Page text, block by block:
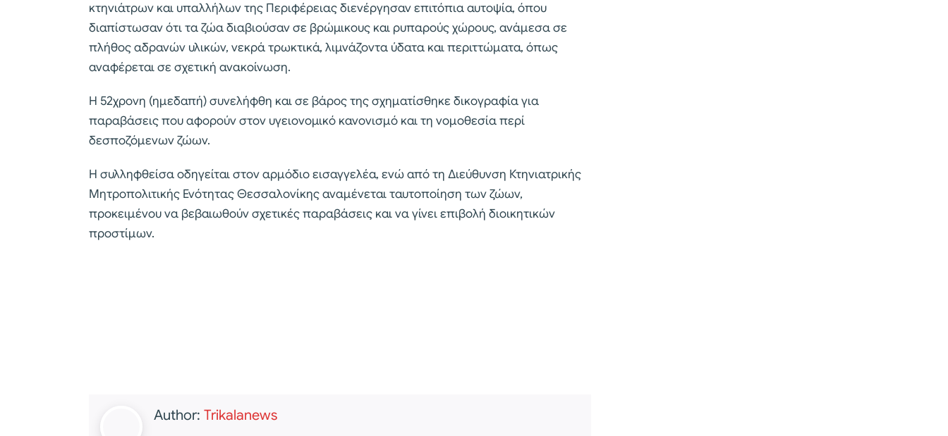
κτηνιάτρων και υπαλλήλων της Περιφέρειας διενέργησαν επιτόπια αυτοψία, όπου
διαπίστωσαν ότι τα ζώα διαβιούσαν σε βρώμικους και ρυπαρούς χώρους, ανάμεσα σε
πλήθος αδρανών υλικών, νεκρά τρωκτικά, λιμνάζοντα ύδατα και περιττώματα, όπως
αναφέρεται σε σχετική ανακοίνωση.
Η 52χρονη (ημεδαπή) συνελήφθη και σε βάρος της σχηματίσθηκε δικογραφία για
παραβάσεις που αφορούν στον υγειονομικό κανονισμό και τη νομοθεσία περί
δεσποζόμενων ζώων.
Η συλληφθείσα οδηγείται στον αρμόδιο εισαγγελέα, ενώ από τη Διεύθυνση Κτηνιατρικής
Μητροπολιτικής Ενότητας Θεσσαλονίκης αναμένεται ταυτοποίηση των ζώων,
προκειμένου να βεβαιωθούν σχετικές παραβάσεις και να γίνει επιβολή διοικητικών
προστίμων.
Author: Trikalanews